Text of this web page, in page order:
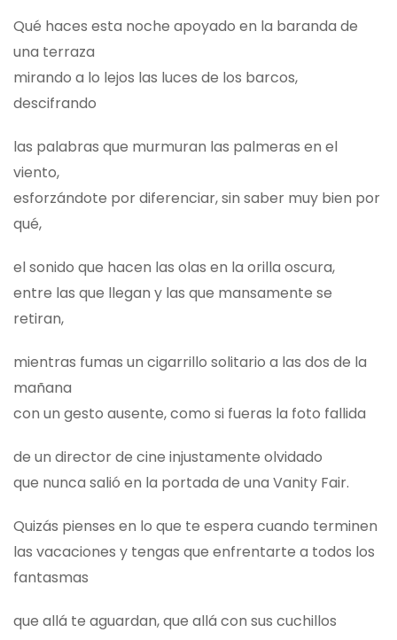
Qué haces esta noche apoyado en la baranda de
una terraza
mirando a lo lejos las luces de los barcos,
descifrando
las palabras que murmuran las palmeras en el
viento,
esforzándote por diferenciar, sin saber muy bien por
qué,
el sonido que hacen las olas en la orilla oscura,
entre las que llegan y las que mansamente se
retiran,
mientras fumas un cigarrillo solitario a las dos de la
mañana
con un gesto ausente, como si fueras la foto fallida
de un director de cine injustamente olvidado
que nunca salió en la portada de una Vanity Fair.
Quizás pienses en lo que te espera cuando terminen
las vacaciones y tengas que enfrentarte a todos los
fantasmas
que allá te aguardan, que allá con sus cuchillos